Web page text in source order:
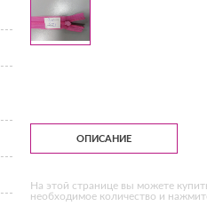
ОПИСАНИЕ
На этой странице вы можете
необходимое количество и